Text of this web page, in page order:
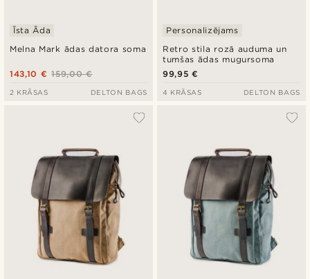
Melna Mark ādas datora soma
Īsta Āda
159,00 €
143,10 €
2 KRĀSAS DELTON BAGS
Retro stila rozā auduma un
tumšas ādas mugursoma
Personalizējams
99,95 €
4 KRĀSAS DELTON BAGS